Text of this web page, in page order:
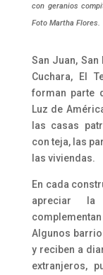
con geranios
Foto Martha Flores.
San Juan,
Cuchara, El
forman parte
Luz de
las casas
con teja, las
las viviendas.
En cada
apreciar
Algunos
y reciben a
extranjeros,